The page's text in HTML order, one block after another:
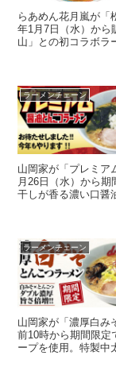
らあめん花月嵐が「
年1月7日（水）から
山」との初コラボラ
ータン・ゲネガ産
ラーメンチェーン
山岡家が「プレミア
月26日（水）から
干しが香る濃い口醤
しゃき玉ねぎ、三
ラーメンチェーン
山岡家が「濃厚白み
前10時から期間限定
ープを使用。特製中
おろし生姜がアク